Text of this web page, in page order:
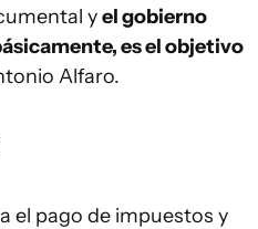
yel gobierno
es el objetivo
Alfaro.
el pago de impuestos y